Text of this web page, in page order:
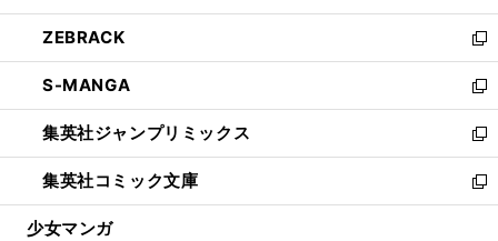
開
く
ウ
で
開
く
ン
ド
ウ
で
開
く
ウ
ィ
ン
ド
ウ
で
開
く
し
い
ウ
ィ
ン
ド
ウ
で
開
ZEBRACK
新
し
い
ウ
ィ
ン
ド
ウ
S-MANGA
新
し
い
ウ
ィ
ン
集英社ジャンプリミックス
新
し
い
ウ
集英社コミック文庫
新
し
少女マンガ